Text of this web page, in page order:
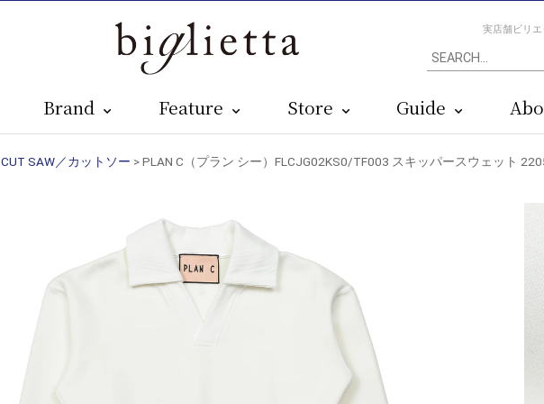
実店舗ビリエ
Brand Feature Store Guide
CUT SAW／カットソー > PLAN C（プラン シー）FLCJG02KS0/TF003 スキッパースウェット